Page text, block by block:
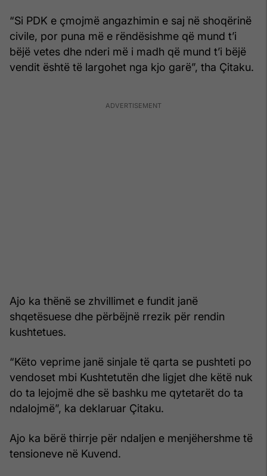
“Si PDK e çmojmë angazhimin e saj në shoqërinë
civile, por puna më e rëndësishme që mund t’i
bëjë vetes dhe nderi më i madh që mund t’i bëjë
vendit është të largohet nga kjo garë”, tha Çitaku.
Ajo ka thënë se zhvillimet e fundit janë
shqetësuese dhe përbëjnë rrezik për rendin
kushtetues.
“Këto veprime janë sinjale të qarta se pushteti po
vendoset mbi Kushtetutën dhe ligjet dhe këtë nuk
do ta lejojmë dhe së bashku me qytetarët do ta
ndalojmë”, ka deklaruar Çitaku.
Ajo ka bërë thirrje për ndaljen e menjëhershme të
tensioneve në Kuvend.